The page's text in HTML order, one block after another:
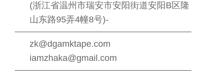
(浙江省温州市瑞安市安阳街道安阳B区隆
山东路95弄4幢8号)-
zk@dgamktape.com
iamzhaka@gmail.com